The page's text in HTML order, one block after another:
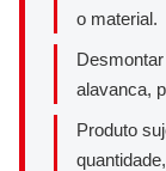
o material.
alavanca,
Produto